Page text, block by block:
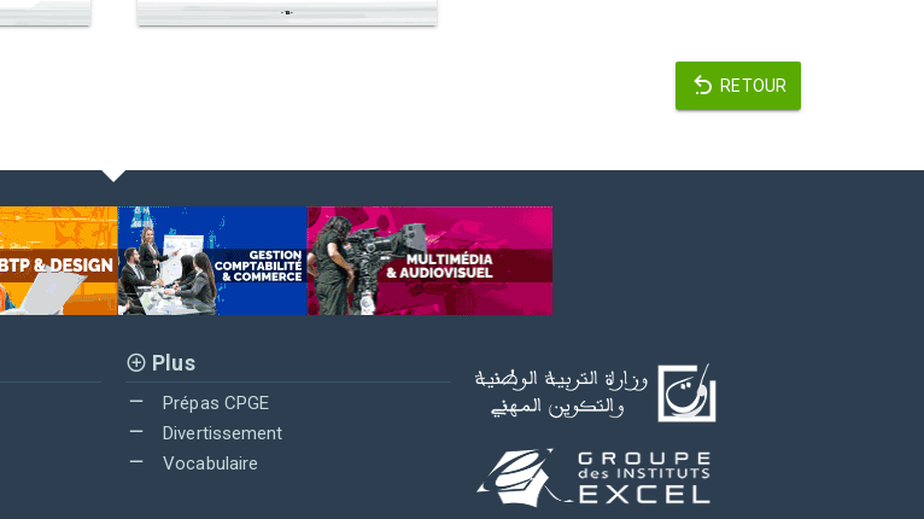
RETOUR
Plus
Prépas CPGE
Divertissement
Vocabulaire